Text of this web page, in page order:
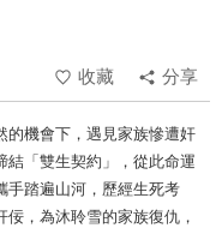
收藏 分享
的機會下，遇見家族慘遭奸
結「雙生契約」，從此命運
手踏遍山河，歷經生死考
，為沐聆雪的家族復仇，